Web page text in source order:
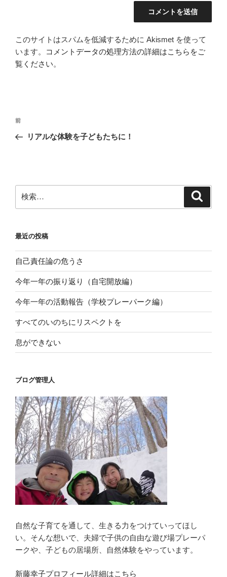
このサイトはスパムを低減するために Akismet を使って
います。
コメントデータの処理方法の詳細はこちらをご
覧ください。
投
ナ
ー
シ
前
の
前
リアルな体験を子どもたちに！
索:
最近の投稿
自己責任論の危うさ
今年一年の振り返り（自宅開放編）
今年一年の活動報告（学校プレーパーク編）
すべてのいのちにリスペクトを
息ができない
ブログ管理人
自然な子育てを通して、生きる力をつけていってほし
い。そんな想いで、夫婦で子供の自由な遊び場プレーパ
ークや、子どもの居場所、自然体験をやっています。
新藤幸子プロフィール詳細はこちら